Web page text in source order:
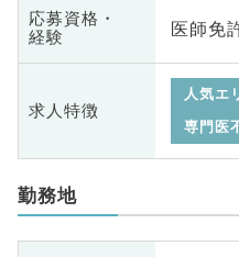
応募資格・
経験
医師免
求人特徴
人気エ
専門医
勤務地